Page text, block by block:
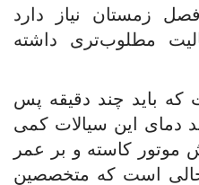
زمستان نیاز دارد
مطلوب‌تری داشته
که باید چند دقیقه پس
دمای این سیالات کمی
موتور کاسته و بر عمر
حالی است که متخصصین